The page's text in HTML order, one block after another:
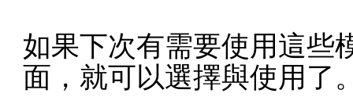
如果下次有需要使用這些
面，就可以選擇與使用了